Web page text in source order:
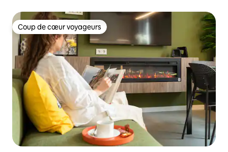
Coup de cœur voyageurs
Coup de cœur voyageurs